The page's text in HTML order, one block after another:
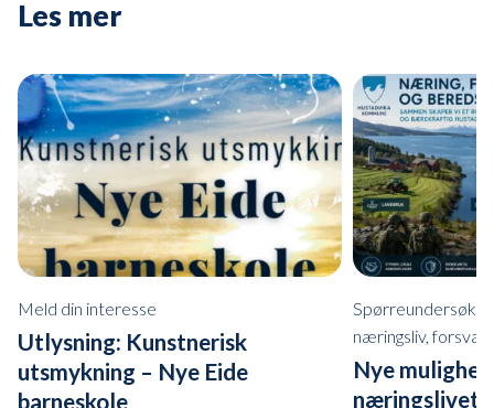
Les mer
Meld din interesse
Utlysning: Kunstnerisk
utsmykning – Nye Eide
barneskole
næringsliv, forsvar
Nye
næringslivet i